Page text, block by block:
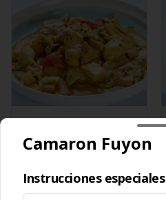
Cerdo Curry
$13.450
Camaron Fuyon
Instrucciones especiales